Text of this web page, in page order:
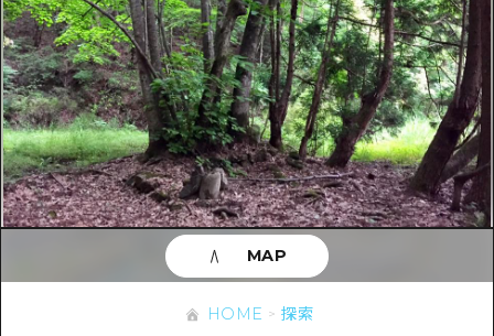
推荐
艺术
活动·庙会
美食·酒水
骑自行车
购物
运动
夜晚生活
列表
Dive!Hiroshima官方向导
广岛随意旅行
广岛市内
安艺
答对了
探索
列表
广岛市内
安艺
答對了
美北
活动
应时信息
有用的信息
列表
HOME 探索
MAP